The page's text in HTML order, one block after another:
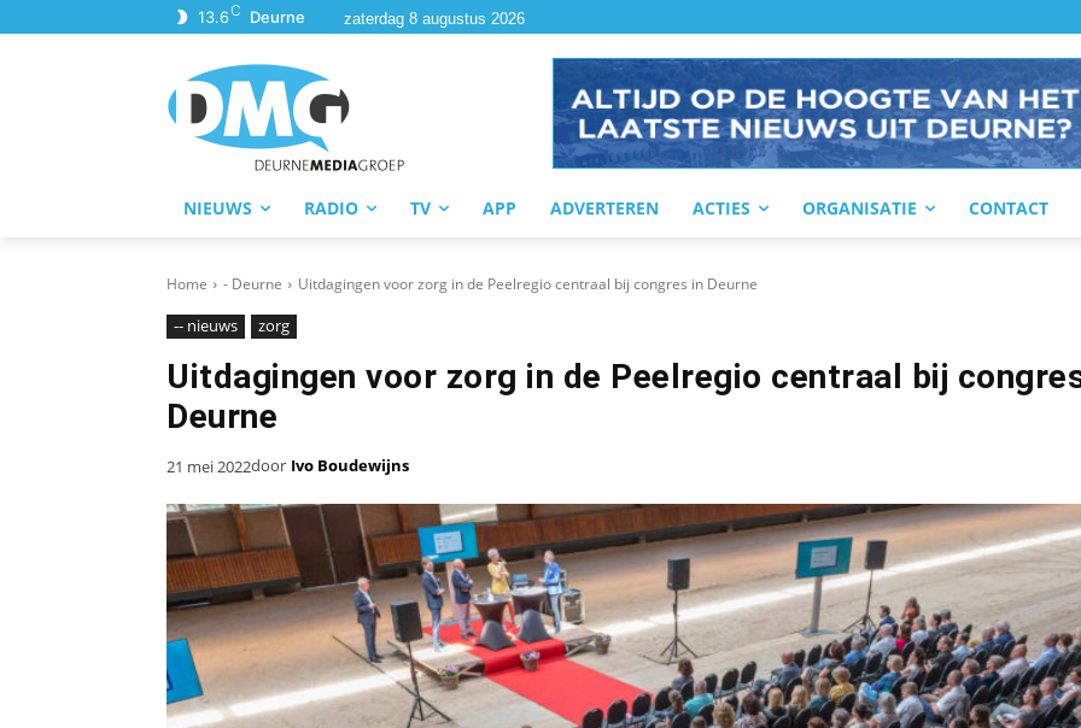
13.6C Deurne zaterdag 8 augustus 2026
NIEUWS RADIO TV APP ADVERTEREN ACTIES ORGANISATIE CONTACT
Home - Deurne Uitdagingen voor zorg in de Peelregio centraal bij congres in Deurne
-- nieuws zorg
Uitdagingen voor zorg in de Peelregio centraal bij
Deurne
21 mei 2022door Ivo Boudewijns